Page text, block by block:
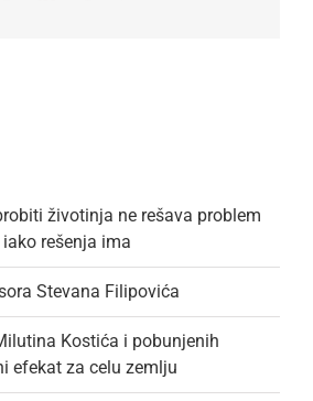
životinja ne rešava problem
rešenja ima
Stevana Filipovića
Kostića i pobunjenih
efekat za celu zemlju